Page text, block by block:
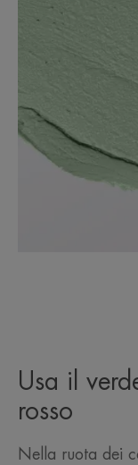
Usa il
rosso
Nella ruota dei